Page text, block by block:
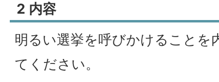
2 内容
明るい選挙を呼びかけることを
てください。